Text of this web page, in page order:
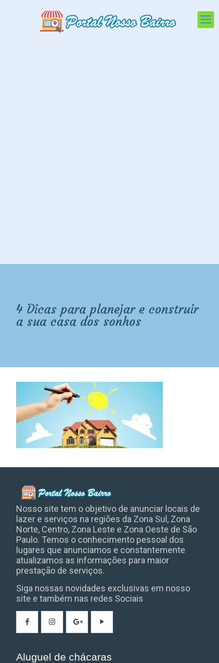
4 Dicas para planejar e construir
a sua casa dos sonhos
Nosso site tem o objetivo de anunciar locais de
lazer e serviços na regiões da Zona Sul, Zona
Norte, Centro, Zona Leste e Zona Oeste de São
Paulo. Temos o conhecimento pessoal dos
lugares que anunciamos e constantemente
atualizamos as informações para maior
prestação de serviços.
Siga nossas novidades exclusivas em nosso
site e também nas redes Sociais
Aluguel de chácaras